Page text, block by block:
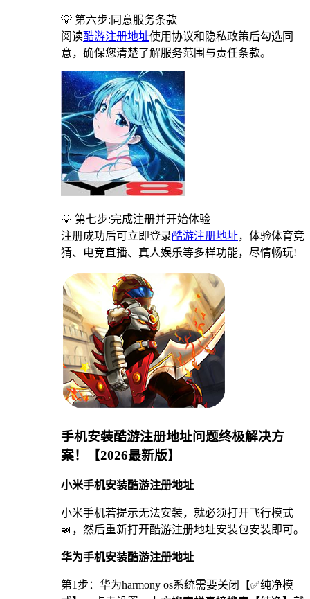
💡 第六步:同意服务条款
阅读酷游注册地址使用协议和隐私政策后勾选同
意，确保您清楚了解服务范围与责任条款。
💡 第七步:完成注册并开始体验
注册成功后可立即登录酷游注册地址，体验体育竞
猜、电竞直播、真人娱乐等多样功能，尽情畅玩!
手机安装酷游注册地址问题终极解决方
案！【2026最新版】
小米手机安装酷游注册地址
小米手机若提示无法安装，就必须打开飞行模式
🍛，然后重新打开酷游注册地址安装包安装即可。
华为手机安装酷游注册地址
第1步：华为harmony os系统需要关闭【✅纯净模